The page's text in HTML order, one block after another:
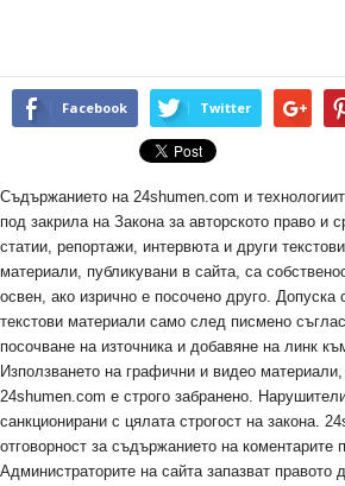
Facebook Twitter
Съдържанието на 24shumen.com и
под закрила на Закона за авторското право и
статии, репортажи, интервюта и други
материали, публикувани в сайта, са
освен, ако изрично е посочено друго. Допуска
текстови материали само след писмено
посочване на източника и добавяне на линк
Използването на графични и видео
24shumen.com е строго забранено.
санкционирани с цялата строгост на закона.
отговорност за съдържанието на коментарите
Администраторите на сайта запазват правото